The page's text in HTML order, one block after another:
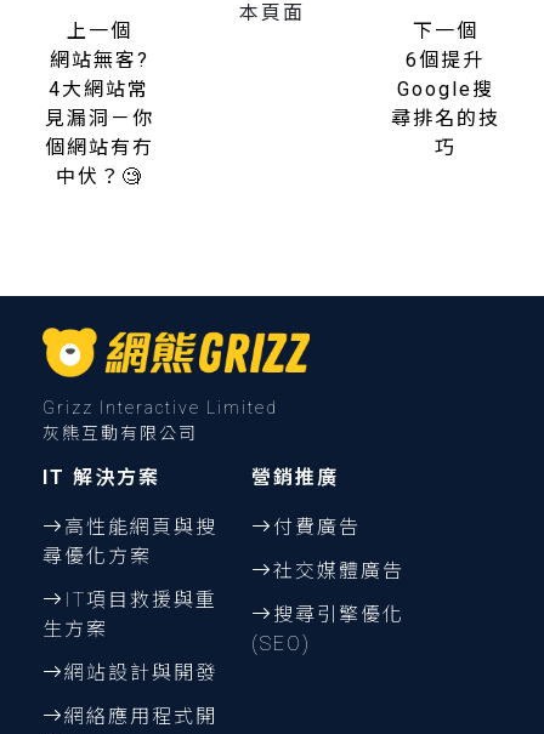
上一個
網站無客?
4大網站常
見漏洞－你
個網站有冇
中伏？🧐
本頁面
下一個
6個提升
Google搜
尋排名的技
巧
Grizz Interactive Limited
灰熊互動有限公司
IT 解決方案
高性能網頁與搜
尋優化方案
IT項目救援與重
生方案
網站設計與開發
網絡應用程式開
營銷推廣
付費廣告
社交媒體廣告
搜尋引擎優化
(SEO)